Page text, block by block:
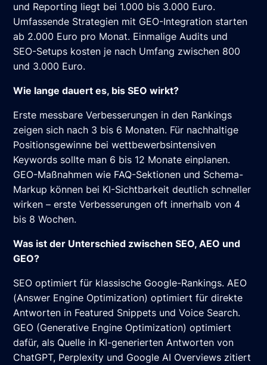
und Reporting liegt bei 1.000 bis 3.000 Euro.
Umfassende Strategien mit GEO-Integration starten
ab 2.000 Euro pro Monat. Einmalige Audits und
SEO-Setups kosten je nach Umfang zwischen 800
und 3.000 Euro.
Wie lange dauert es, bis SEO wirkt?
Erste messbare Verbesserungen in den Rankings
zeigen sich nach 3 bis 6 Monaten. Für nachhaltige
Positionsgewinne bei wettbewerbsintensiven
Keywords sollte man 6 bis 12 Monate einplanen.
GEO-Maßnahmen wie FAQ-Sektionen und Schema-
Markup können bei KI-Sichtbarkeit deutlich schneller
wirken – erste Verbesserungen oft innerhalb von 4
bis 8 Wochen.
Was ist der Unterschied zwischen SEO, AEO und
GEO?
SEO optimiert für klassische Google-Rankings. AEO
(Answer Engine Optimization) optimiert für direkte
Antworten in Featured Snippets und Voice Search.
GEO (Generative Engine Optimization) optimiert
dafür, als Quelle in KI-generierten Antworten von
ChatGPT, Perplexity und Google AI Overviews zitiert